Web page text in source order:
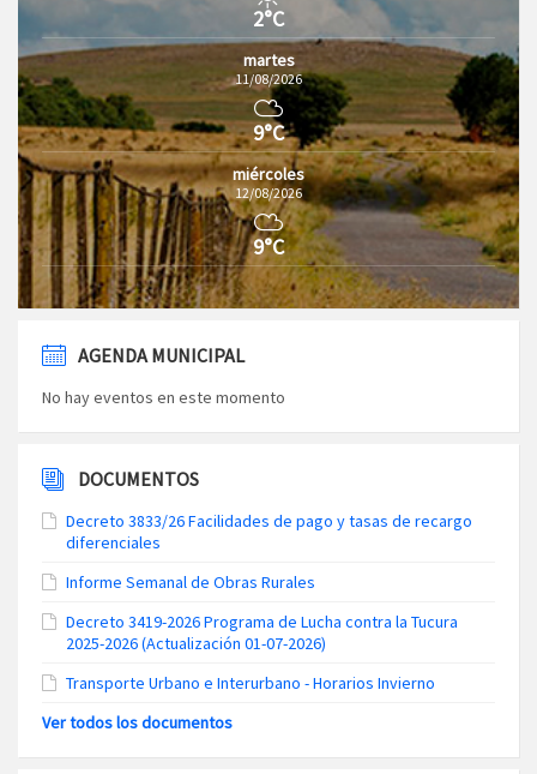
2°C
martes
11/08/2026
9°C
miércoles
12/08/2026
9°C
AGENDA MUNICIPAL
No hay eventos en este momento
DOCUMENTOS
Decreto 3833/26 Facilidades de pago y tasas de recargo
diferenciales
Informe Semanal de Obras Rurales
Decreto 3419-2026 Programa de Lucha contra la Tucura
2025-2026 (Actualización 01-07-2026)
Transporte Urbano e Interurbano - Horarios Invierno
Ver todos los documentos